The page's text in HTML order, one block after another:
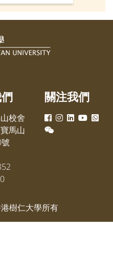
校舍
馬山
關注我們
樹仁大學所有